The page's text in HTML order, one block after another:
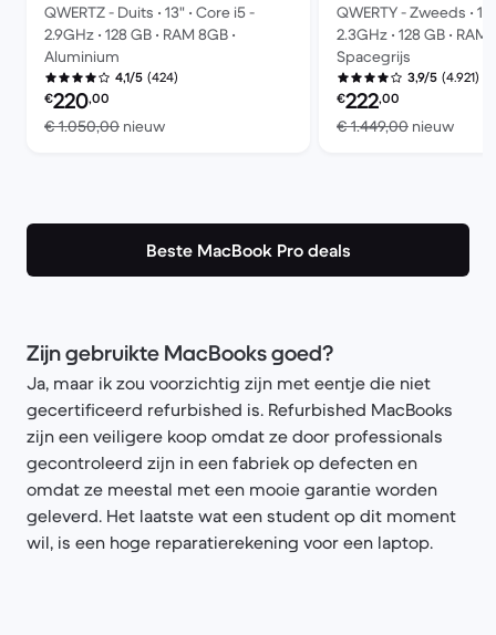
QWERTZ - Duits • 13" • Core i5 -
2.9GHz • 128 GB • RAM 8GB •
Aluminium
4,1/5 (424)
Refurbished prijs:
€220,00
€ 1.050,00 nieuwVergeleken met € 1.050,00 nieuw
QWERTY - Zweeds •
2.3GHz • 128 GB • RAM
Spacegrijs
3,9/5 (4.921)
Refurbished prijs:
€222,00
€ 1.449,00 nieuw
Beste MacBook Pro deals
Zijn gebruikte MacBooks goed?
Ja, maar ik zou voorzichtig zijn met eentje die niet
gecertificeerd refurbished is. Refurbished MacBooks
zijn een veiligere koop omdat ze door professionals
gecontroleerd zijn in een fabriek op defecten en
omdat ze meestal met een mooie garantie worden
geleverd. Het laatste wat een student op dit moment
wil, is een hoge reparatierekening voor een laptop.